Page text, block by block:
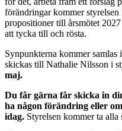
förändringar kommer
propositioner till årsmötet
att tycka till och rösta.
Synpunkterna kommer
skickas till Nathalie Nilsson i
maj.
Du får gärna får skicka in
ha någon förändring eller
idag. Styrelsen kommer ta